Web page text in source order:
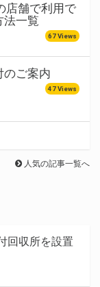
店舗で利用で
法一覧
67 Views
のご案内
47 Views
人気の記事一覧へ
回収所を設置